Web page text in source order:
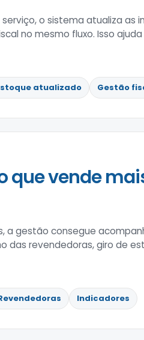
o sistema atualiza as
no mesmo fluxo. Isso
atualizado Gestão
que vende
a gestão consegue
das revendedoras, giro de
Indicadores